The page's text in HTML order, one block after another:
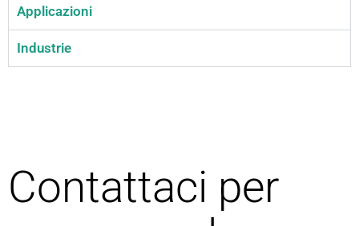
Applicazioni
Industrie
Contattaci per